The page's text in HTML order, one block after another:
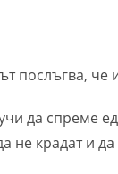
послъгва, че
да спреме
не крадат и